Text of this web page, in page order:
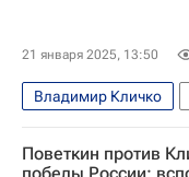
21 января 2025, 13:50
Владимир Кличко
Спорт
Поветкин против